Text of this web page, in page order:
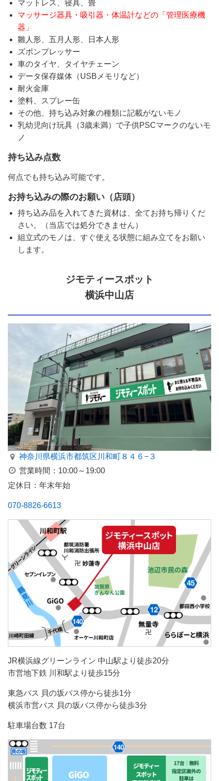
マットレス、寝具、畳
マッサージ器具・吸引器・体温計などの「管理医療機
器」
雛人形、五月人形、日本人形
ズボンプレッサー
車のタイヤ、タイヤチェーン
データ保存媒体（USBメモリなど）
耐火金庫
塗料、スプレー缶
その他、持ち込み対象の種類に記載がないモノ
乳幼児向け玩具（3歳未満）で子供PSCマークのないモ
ノ
持ち込み点数
何点でも持ち込み可能です。
お持ち込みの際のお願い（店頭）
持ち込み品を入れてきた資材は、全てお持ち帰りくだ
さい。（当店では処分できません）
組立式のモノは、すぐ使える状態に組み立てをお願い
します。
ジモティースポット
横浜中山店
神奈川県横浜市都筑区川和町８４６−３
営業時間：10:00～19:00
定休日：年末年始
070-8826-6613
JR横浜線グリーンライン 中山駅より徒歩20分
市営地下鉄 川和駅より徒歩15分
東急バス 貝の坂バス停から徒歩1分
横浜市営バス 貝の坂バス停から徒歩3分
駐車場台数 17台